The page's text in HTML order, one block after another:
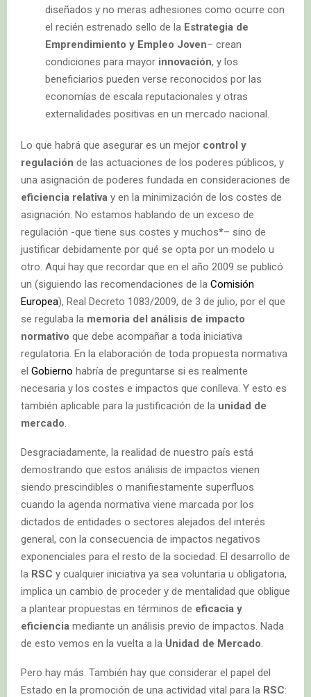
diseñados y no meras adhesiones como ocurre con
el recién estrenado sello de la Estrategia de
Emprendimiento y Empleo Joven– crean
condiciones para mayor innovación, y los
beneficiarios pueden verse reconocidos por las
economías de escala reputacionales y otras
externalidades positivas en un mercado nacional.
Lo que habrá que asegurar es un mejor control y
regulación de las actuaciones de los poderes públicos, y
una asignación de poderes fundada en consideraciones de
eficiencia relativa y en la minimización de los costes de
asignación. No estamos hablando de un exceso de
regulación -que tiene sus costes y muchos*– sino de
justificar debidamente por qué se opta por un modelo u
otro. Aquí hay que recordar que en el año 2009 se publicó
un (siguiendo las recomendaciones de la Comisión
Europea), Real Decreto 1083/2009, de 3 de julio, por el que
se regulaba la memoria del análisis de impacto
normativo que debe acompañar a toda iniciativa
regulatoria. En la elaboración de toda propuesta normativa
el Gobierno habría de preguntarse si es realmente
necesaria y los costes e impactos que conlleva. Y esto es
también aplicable para la justificación de la unidad de
mercado
Desgraciadamente, la realidad de nuestro país está
demostrando que estos análisis de impactos vienen
siendo prescindibles o manifiestamente superfluos
cuando la agenda normativa viene marcada por los
dictados de entidades o sectores alejados del interés
general, con la consecuencia de impactos negativos
exponenciales para el resto de la sociedad. El desarrollo de
la RSC y cualquier iniciativa ya sea voluntaria u obligatoria,
implica un cambio de proceder y de mentalidad que obligue
a plantear propuestas en términos de eficacia y
eficiencia mediante un análisis previo de impactos. Nada
de esto vemos en la vuelta a la Unidad de Mercado
Pero hay más. También hay que considerar el papel del
Estado en la promoción de una actividad vital para la RSC: